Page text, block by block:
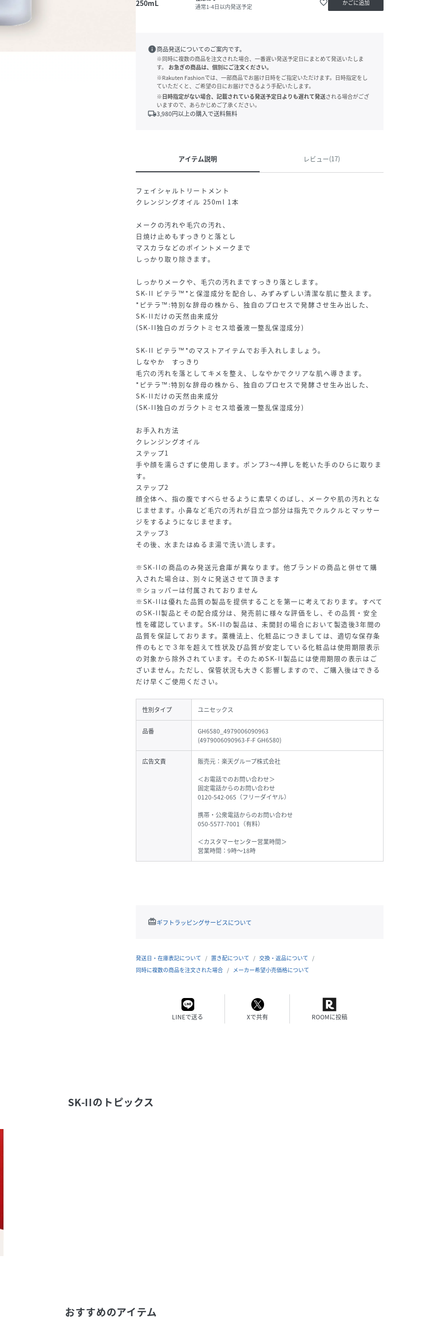
250mL
通常1-4日以内発送予定
favorite_border かごに追加
info商品発送についてのご案内です。
※同時に複数の商品を注文された場合、一番遅い発送予定日にまとめて発送いたしま
す。
お急ぎの商品は、個別にご注文ください。
※Rakuten Fashionでは、一部商品でお届け日時をご指定いただけます。日時指定をし
ていただくと、ご希望の日にお届けできるよう手配いたします。
※日時指定がない場合、記載されている発送予定日よりも遅れて発送される場合がござ
いますので、あらかじめご了承ください。
local_shipping3,980円以上の購入で送料無料
アイテム説明 レビュー(17)
フェイシャルトリートメント
クレンジングオイル 250ml 1本
メークの汚れや毛穴の汚れ、
日焼け止めもすっきりと落とし
マスカラなどのポイントメークまで
しっかり取り除きます。
しっかりメークや、毛穴の汚れまですっきり落とします。
SK-II ピテラ™*と保湿成分を配合し、みずみずしい清潔な肌に整えます。
*ピテラ™:特別な辞母の株から、独自のプロセスで発酵させ生み出した、
SK-IIだけの天然由来成分
(SK-II独白のガラクトミセス培養液一整乱保湿成分)
SK-II ピテラ™*のマストアイテムでお手入れしましょう。
しなやか すっきり
毛穴の汚れを落としてキメを整え、しなやかでクリアな肌へ導きます。
*ピテラ™:特別な辞母の株から、独自のプロセスで発酵させ生み出した、
SK-IIだけの天然由来成分
(SK-II独白のガラクトミセス培養液一整乱保湿成分)
お手入れ方法
クレンジングオイル
ステップ1
手や顔を濡らさずに使用します。ポンプ3～4押しを乾いた手のひらに取りま
す。
ステップ2
顔全体へ、指の腹ですべらせるように素早くのばし、メークや肌の汚れとな
じませます。小鼻など毛穴の汚れが目立つ部分は指先でクルクルとマッサー
ジをするようになじませます。
ステップ3
その後、水またはぬるま湯で洗い流します。
※SK-IIの商品のみ発送元倉庫が異なります。他ブランドの商品と併せて購
入された場合は、別々に発送させて頂きます
※ショッパーは付属されておりません
※SK-IIは優れた品質の製品を提供することを第一に考えております。すべて
のSK-II製品とその配合成分は、発売前に様々な評価をし、その品質・安全
性を確認しています。SK-IIの製品は、未開封の場合において製造後3年間の
品質を保証しております。薬機法上、化粧品につきましては、適切な保存条
件のもとで３年を超えて性状及び品質が安定している化粧品は使用期限表示
の対象から除外されています。そのためSK-II製品には使用期限の表示はご
ざいません。ただし、保管状況も大きく影響しますので、ご購入後はできる
だけ早くご使用ください。
性別タイプ ユニセックス
品番
GH6580_4979006090963
(4979006090963-F-F GH6580)
広告文責
販売元：楽天グループ株式会社
＜お電話でのお問い合わせ＞
固定電話からのお問い合わせ
0120-542-065（フリーダイヤル）
携帯・公衆電話からのお問い合わせ
050-5577-7001（有料）
＜カスタマーセンター営業時間＞
営業時間：9時～18時
redeemギフトラッピングサービスについて
発送日・在庫表記について 置き配について
交換・返品について
同時に複数の商品を注文された場合
メーカー希望小売価格について
LINEで送る Xで共有 ROOMに投稿
SK-IIのトピックス
おすすめのアイテム